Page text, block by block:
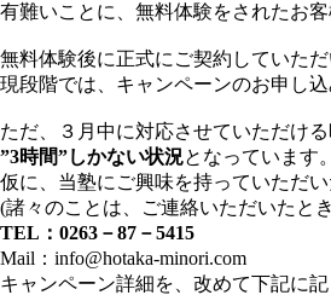
有難いことに、無料体験をされたお
無料体験後に正式にご契約していた
現段階では、キャンペーンのお申し
ただ、３月中に対応させていただける
”3時間”しかない状況となっています。
仮に、当塾にご興味を持っていただ
(諸々のことは、ご連絡いただいたと
TEL：0263－87－5415
Mail：info@hotaka-minori.com
キャンペーン詳細を、改めて下記に記